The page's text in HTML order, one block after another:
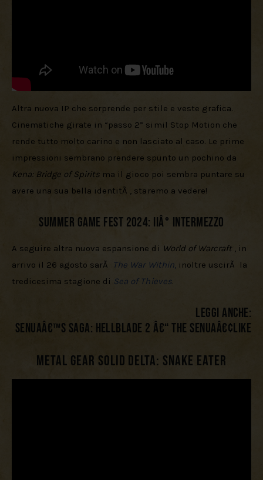
Altra nuova IP che sorprende per stile e veste grafica.
Cinematiche girate in “passo 2” simil Stop Motion che
rende tutto molto carino e non lasciato al caso. Le prime
impressioni sembrano prendere spunto un pochino da
Kena: Bridge of Spirits ma il gioco poi sembra puntare su
avere una sua bella identitÃ , staremo a vedere!
Summer Game Fest 2024: IIÂ° Intermezzo
A seguire altra nuova espansione di World of Warcraft , in
arrivo il 26 agosto sarÃ
The War Within, inoltre uscirÃ  la
tredicesima stagione di Sea of Thieves.
LEGGI ANCHE:
Senuaâ€™s Saga: Hellblade 2 â€“ The Senuaâ€¢like
Metal Gear Solid Delta: Snake Eater